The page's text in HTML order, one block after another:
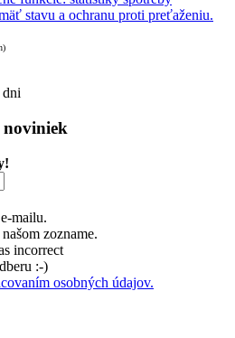
stavu a ochranu proti preťaženiu.
dni
noviniek
mailu.
zozname.
incorrect
:-)
osobných údajov.